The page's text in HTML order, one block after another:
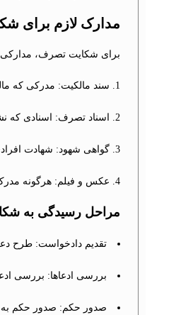
مدارک لازم برای
برای شکایت تصرف، مدارکی
سند مالکیت: مدرکی که
اسناد تصرف: اسنادی که
گواهی شهود: شهادت
عکس و فیلم: هرگونه
مراحل رسیدگی به
تقدیم دادخواست: طرح
بررسی ادعاها: بررسی
صدور حکم: صدور حکم به